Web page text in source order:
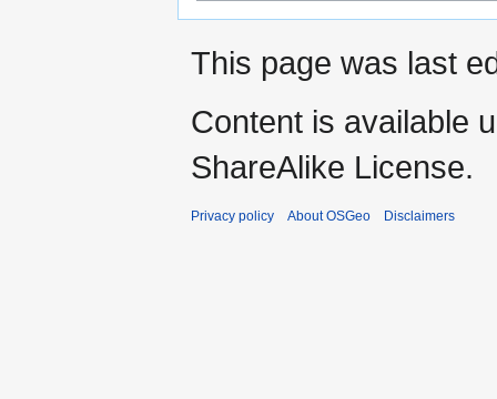
This page was last
Content is available
ShareAlike License.
Privacy policy About OSGeo Disclaimers